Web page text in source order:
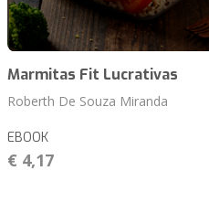
Marmitas Fit Lucrativas
Roberth De Souza Miranda
EBOOK
€ 4,17